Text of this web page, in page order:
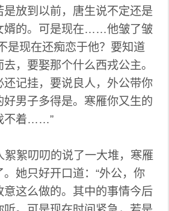
是放到以前，唐生说不定还是
婿的。可是现在……他皱了皱
是现在还痴恋于他？要知道
，要娶那个什么西戎公主。
还记挂，要说良人，外公带你
好男子多得是。寒雁你又生的
不着……”
絮叨叨的说了一大堆，寒雁
。她只好开口道：“外公，你
意这么做的。其中的事情今后